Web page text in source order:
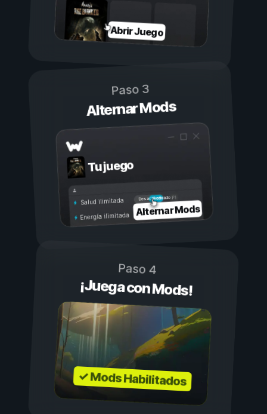
Abrir Juego
Paso 3
Alternar Mods
Tu juego
Activado
Desactivado
Salud ilimitada
Energía ilimitada Alternar Mods
Paso 4
¡Juega con Mods!
✓ Mods Habilitados